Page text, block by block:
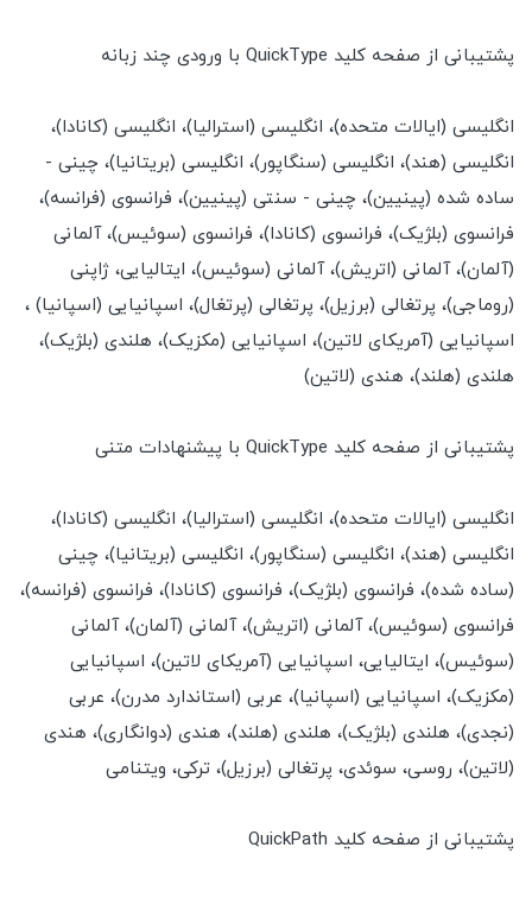
پشتیبانی از صفحه کلید QuickType با ورودی چند زبانه
انگلیسی (ایالات متحده)، انگلیسی (استرالیا)، انگلیسی (کانادا)،
انگلیسی (هند)، انگلیسی (سنگاپور)، انگلیسی (بریتانیا)، چینی -
ساده شده (پینیین)، چینی - سنتی (پینیین)، فرانسوی (فرانسه)،
فرانسوی (بلژیک)، فرانسوی (کانادا)، فرانسوی (سوئیس)، آلمانی
(آلمان)، آلمانی (اتریش)، آلمانی (سوئیس)، ایتالیایی، ژاپنی
(روماجی)، پرتغالی (برزیل)، پرتغالی (پرتغال)، اسپانیایی (اسپانیا) ،
اسپانیایی (آمریکای لاتین)، اسپانیایی (مکزیک)، هلندی (بلژیک)،
هلندی (هلند)، هندی (لاتین)
پشتیبانی از صفحه کلید QuickType با پیشنهادات متنی
انگلیسی (ایالات متحده)، انگلیسی (استرالیا)، انگلیسی (کانادا)،
انگلیسی (هند)، انگلیسی (سنگاپور)، انگلیسی (بریتانیا)، چینی
(ساده شده)، فرانسوی (بلژیک)، فرانسوی (کانادا)، فرانسوی (فرانسه)،
فرانسوی (سوئیس)، آلمانی (اتریش)، آلمانی (آلمان)، آلمانی
(سوئیس)، ایتالیایی، اسپانیایی (آمریکای لاتین)، اسپانیایی
(مکزیک)، اسپانیایی (اسپانیا)، عربی (استاندارد مدرن)، عربی
(نجدی)، هلندی (بلژیک)، هلندی (هلند)، هندی (دوانگاری)، هندی
(لاتین)، روسی، سوئدی، پرتغالی (برزیل)، ترکی، ویتنامی
پشتیبانی از صفحه کلید QuickPath